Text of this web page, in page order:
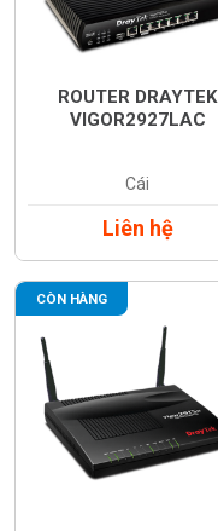
ROUTER DRAYTEK
VIGOR2927LAC
Cái
Liên hệ
CÒN HÀNG